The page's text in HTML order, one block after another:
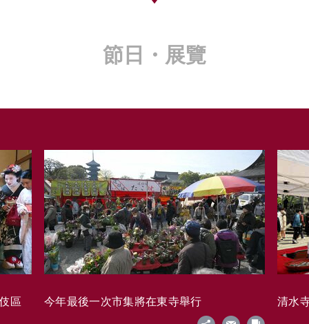
節日・展覽
區 今年最後一次市集將在東寺舉行 清水